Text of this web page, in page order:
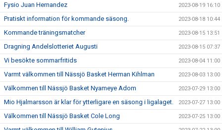
Fysio Juan Hernandez 2023-08-19 16:10
Pratiskt information för kommande säsong. 2023-08-18 10:44
Kommande träningsmatcher 2023-08-15 13:51
Dragning Andelslotteriet Augusti 2023-08-15 07:37
Vi besökte sommarfritids 2023-08-04 11:00
Varmt välkommen till Nässjö Basket Herman Kihlman 2023-08-03 13:00
Välkommen till Nässjö Basket Nyameye Adom 2023-07-29 13:00
Mio Hjalmarsson är klar för ytterligare en säsong i ligalaget. 2023-07-27 13:00
Välkommen till Nässjö Basket Cole Long 2023-07-25 13:00